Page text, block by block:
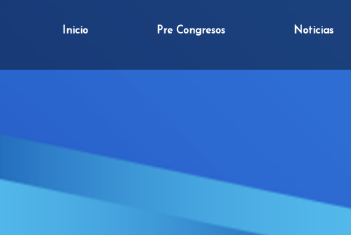
Inicio Pre Congresos Noticias